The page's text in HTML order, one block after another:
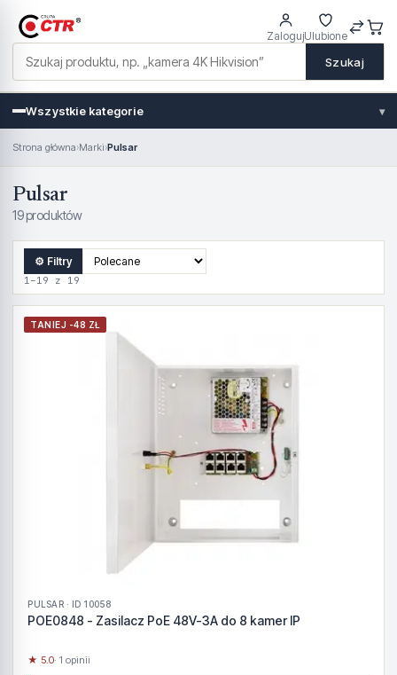
Szukaj
ZalogujUlubione
Wszystkie kategorie ▾
Strona główna›Marki›Pulsar
Pulsar
19 produktów
⚙ Filtry
1–19 z 19
TANIEJ -48 ZŁ
PULSAR · ID 10058
POE0848 - Zasilacz PoE 48V-3A do 8 kamer IP
★ 5.0· 1 opinii